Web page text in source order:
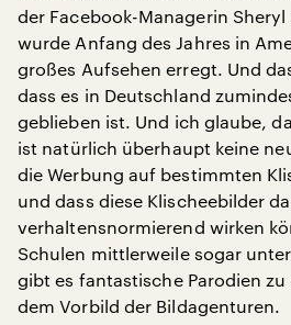
der Facebook-Managerin
wurde Anfang des Jahres in
großes Aufsehen erregt. Und
dass es in Deutschland
geblieben ist. Und ich glaube,
ist natürlich überhaupt keine
die Werbung auf bestimmten
und dass diese Klischeebilder
verhaltensnormierend wirken
Schulen mittlerweile sogar
gibt es fantastische Parodien
dem Vorbild der Bildagenturen.